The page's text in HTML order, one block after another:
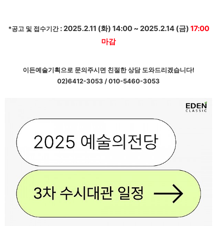
*공고 및 접수기간: 2025.2.11 (화) 14:00 ~ 2025.2.14 (금) ​ 17:00
마감
이든예술기획으로 문의주시면 친절한 상담 도와드리겠습니다!
02)6412-3053 / 010-5460-3053